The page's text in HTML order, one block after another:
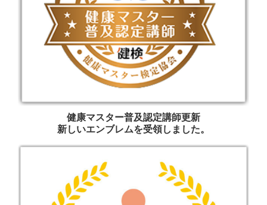
健康マスター普及認定講師更新
新しいエンブレムを受領しました。